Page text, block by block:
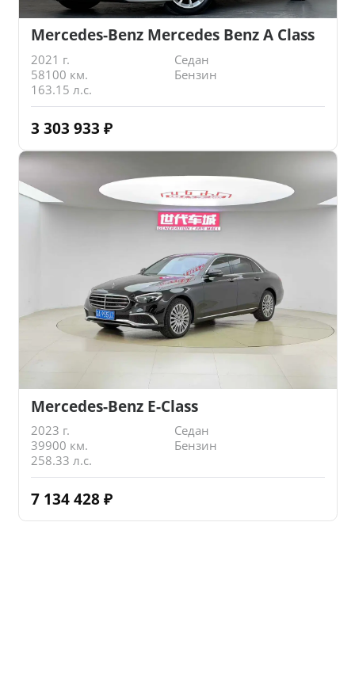
Mercedes-Benz Mercedes Benz A Class
2021 г.
Седан
58100 км.
Бензин
163.15 л.с.
3 303 933 ₽
Mercedes-Benz E-Class
2023 г.
Седан
39900 км.
Бензин
258.33 л.с.
7 134 428 ₽